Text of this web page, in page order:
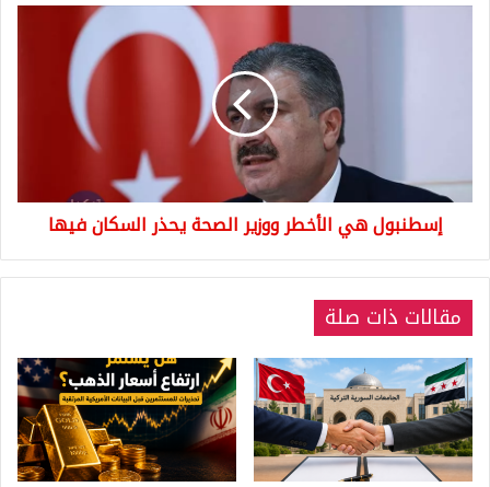
فيها
إسطنبول هي الأخطر ووزير الصحة يحذر السكان فيها
مقالات ذات صلة